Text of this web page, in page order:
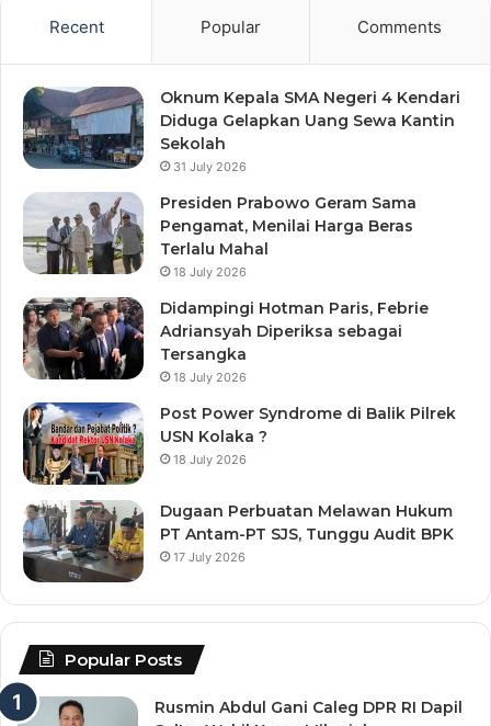
Recent Popular Comments
Oknum Kepala SMA Negeri 4 Kendari
Diduga Gelapkan Uang Sewa Kantin
Sekolah
31 July 2026
Presiden Prabowo Geram Sama
Pengamat, Menilai Harga Beras
Terlalu Mahal
18 July 2026
Didampingi Hotman Paris, Febrie
Adriansyah Diperiksa sebagai
Tersangka
18 July 2026
Post Power Syndrome di Balik Pilrek
USN Kolaka ?
18 July 2026
Dugaan Perbuatan Melawan Hukum
PT Antam-PT SJS, Tunggu Audit BPK
17 July 2026
Popular Posts
Rusmin Abdul Gani Caleg DPR RI Dapil